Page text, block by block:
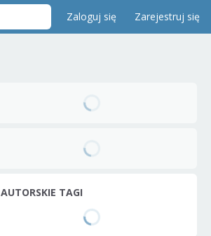
Zaloguj się Zarejestruj się
AUTORSKIE TAGI